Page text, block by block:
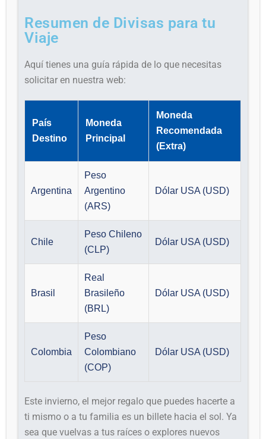
Resumen de Divisas para tu
Viaje
Aquí tienes una guía rápida de lo que necesitas
solicitar en nuestra web:
País
Destino
Moneda
Principal
Moneda
Recomendada
(Extra)
Argentina
Peso
Argentino
(ARS)
Dólar USA (USD)
Chile
Peso Chileno
(CLP)
Dólar USA (USD)
Brasil
Real
Brasileño
(BRL)
Dólar USA (USD)
Colombia
Peso
Colombiano
(COP)
Dólar USA (USD)
Este invierno, el mejor regalo que puedes hacerte a
ti mismo o a tu familia es un billete hacia el sol. Ya
sea que vuelvas a tus raíces o explores nuevos